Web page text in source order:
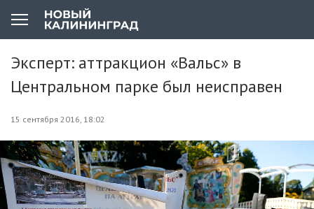
Эксперт: аттракцион «Вальс» в
Центральном парке был неисправен
15 сентября 2016, 18:02